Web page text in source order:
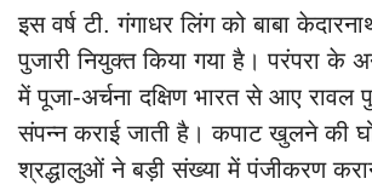
इस वर्ष टी. गंगाधर लिंग को बाबा
पुजारी नियुक्त किया गया है। परंपरा के
में पूजा-अर्चना दक्षिण भारत से आए रावल
संपन्न कराई जाती है। कपाट खुलने की
श्रद्धालुओं ने बड़ी संख्या में पंजीकरण